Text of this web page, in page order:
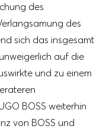
des
des
sich das insgesamt
auf die
und zu einem
BOSS weiterhin
von BOSS und